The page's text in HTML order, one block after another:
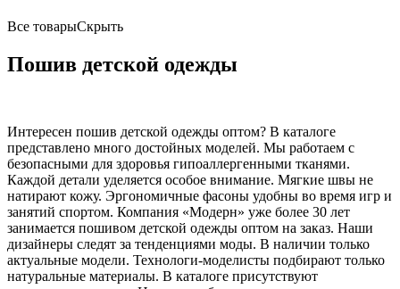
Все товарыСкрыть
Пошив детской одежды
Интересен пошив детской одежды оптом? В каталоге
представлено много достойных моделей. Мы работаем с
безопасными для здоровья гипоаллергенными тканями.
Каждой детали уделяется особое внимание. Мягкие швы не
натирают кожу. Эргономичные фасоны удобны во время игр и
занятий спортом. Компания «Модерн» уже более 30 лет
занимается пошивом детской одежды оптом на заказ. Наши
дизайнеры следят за тенденциями моды. В наличии только
актуальные модели. Технологи-моделисты подбирают только
натуральные материалы. В каталоге присутствуют